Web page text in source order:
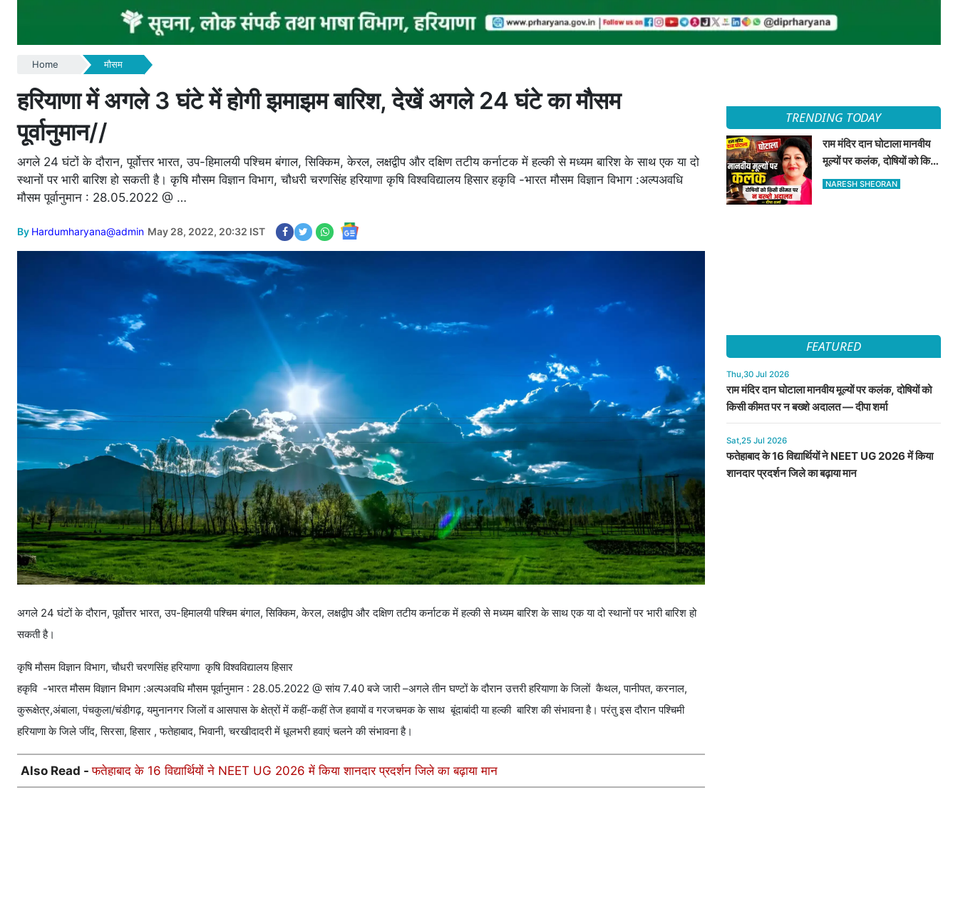
Home मौसम
हरियाणा में अगले 3 घंटे में होगी झमाझम बारिश, देखें अगले 24 घंटे का मौसम
पूर्वानुमान//
अगले 24 घंटों के दौरान, पूर्वोत्तर भारत, उप-हिमालयी पश्चिम बंगाल, सिक्किम, केरल, लक्षद्वीप और दक्षिण तटीय कर्नाटक में हल्की से मध्यम बारिश के साथ एक या दो
स्थानों पर भारी बारिश हो सकती है। कृषि मौसम विज्ञान विभाग, चौधरी चरणसिंह हरियाणा कृषि विश्वविद्यालय हिसार हकृवि -भारत मौसम विज्ञान विभाग :अल्पअवधि
मौसम पूर्वानुमान : 28.05.2022 @ …
By Hardumharyana@admin May 28, 2022, 20:32 IST
अगले 24 घंटों के दौरान, पूर्वोत्तर भारत, उप-हिमालयी पश्चिम बंगाल, सिक्किम, केरल, लक्षद्वीप और दक्षिण तटीय कर्नाटक में हल्की से मध्यम बारिश के साथ एक या दो स्थानों पर भारी बारिश हो
सकती है।
कृषि मौसम विज्ञान विभाग, चौधरी चरणसिंह हरियाणा कृषि विश्वविद्यालय हिसार
हकृवि -भारत मौसम विज्ञान विभाग :अल्पअवधि मौसम पूर्वानुमान : 28.05.2022 @ सांय 7.40 बजे जारी –अगले तीन घण्टों के दौरान उत्तरी हरियाणा के जिलों कैथल, पानीपत, करनाल,
कुरूक्षेत्र,अंबाला, पंचकुला/चंडीगढ़, यमुनानगर जिलों व आसपास के क्षेत्रों में कहीं-कहीं तेज हवायों व गरजचमक के साथ बूंदाबांदी या हल्की बारिश की संभावना है। परंतु इस दौरान पश्चिमी
हरियाणा के जिले जींद, सिरसा, हिसार , फतेहाबाद, भिवानी, चरखीदादरी में धूलभरी हवाएं चलने की संभावना है।
Also Read -फतेहाबाद के 16 विद्यार्थियों ने NEET UG 2026 में किया शानदार प्रदर्शन जिले का बढ़ाया मान
TRENDING TODAY
राम मंदिर दान घोटाला मानवीय
मूल्यों पर कलंक, दोषियों को किसी
कीमत पर न बख्शे अदालत —
NARESH SHEORAN
FEATURED
Thu,30 Jul 2026
राम मंदिर दान घोटाला मानवीय मूल्यों पर कलंक, दोषियों को
किसी कीमत पर न बख्शे अदालत — दीपा शर्मा
Sat,25 Jul 2026
फतेहाबाद के 16 विद्यार्थियों ने NEET UG 2026 में किया
शानदार प्रदर्शन जिले का बढ़ाया मान